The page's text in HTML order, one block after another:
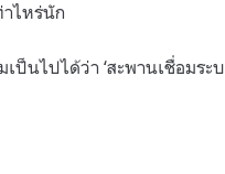
าไหร่นัก
เป็นไปได้ว่า ‘สะพานเชื่อมร